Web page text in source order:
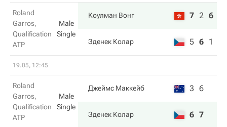
Roland
Garros,
Qualification
ATP
Male
Single
Коулман Вонг 7 2 6
Зденек Колар 5 6 1
19.05, 12:45
Roland
Garros,
Qualification
ATP
Male
Single
Джеймс Маккейб 3 6
Зденек Колар 6 7